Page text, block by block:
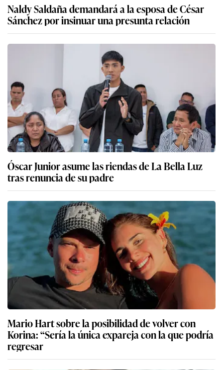
Naldy Saldaña demandará a la esposa de César
Sánchez por insinuar una presunta relación
Óscar Junior asume las riendas de La Bella Luz
tras renuncia de su padre
Mario Hart sobre la posibilidad de volver con
Korina: “Sería la única expareja con la que podría
regresar